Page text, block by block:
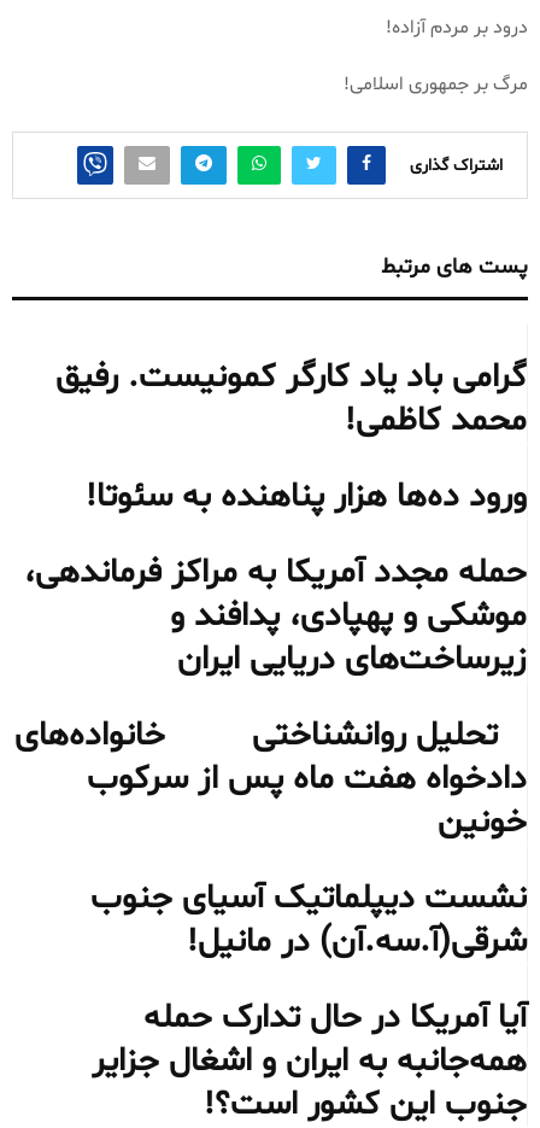
درود بر مردم آزاده!
مرگ بر جمهوری اسلامی!
اشتراک گذاری
پست های مرتبط
گرامی باد یاد کارگر کمونیست. رفیق
محمد کاظمی!
ورود ده‌ها هزار پناهنده به سئوتا!
حمله مجدد آمریکا به مراکز فرماندهی،
موشکی و پهپادی، پدافند و
زیرساخت‌های دریایی ایران
تحلیل روانشناختی خانواده‌های
دادخواه هفت ماه پس از سرکوب
خونین
نشست دیپلماتیک آسیای جنوب
شرقی‌(آ.سه.آن) در مانیل!
آیا آمریکا در حال تدارک حمله
همه‌جانبه به ایران و اشغال جزایر
جنوب این کشور است؟!